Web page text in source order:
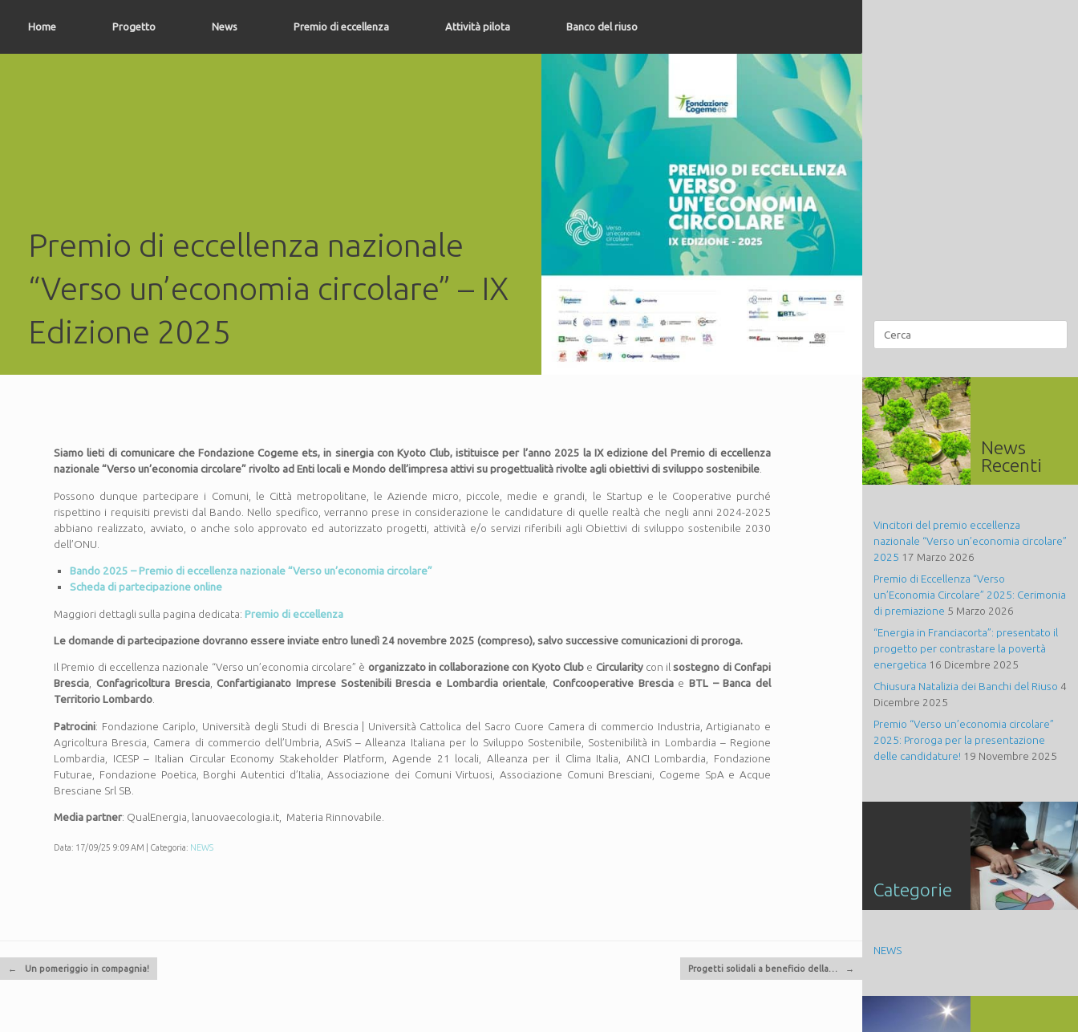
Home Progetto News Premio di eccellenza Attività pilota Banco del riuso
Premio di eccellenza nazionale
“Verso un’economia circolare” – IX
Edizione 2025
Siamo lieti di comunicare che Fondazione Cogeme ets, in sinergia con Kyoto Club, istituisce per l’anno 2025 la IX edizione del Premio di eccellenza
nazionale “Verso un’economia circolare” rivolto ad Enti locali e Mondo dell’impresa attivi su progettualità rivolte agli obiettivi di sviluppo sostenibile
Possono dunque partecipare i Comuni, le Città metropolitane, le Aziende micro, piccole, medie e grandi, le Startup e le Cooperative purché
rispettino i requisiti previsti dal Bando. Nello specifico, verranno prese in considerazione le candidature di quelle realtà che negli anni 2024-2025
abbiano realizzato, avviato, o anche solo approvato ed autorizzato progetti, attività e/o servizi riferibili agli Obiettivi di sviluppo sostenibile 2030
dell’ONU.
Bando 2025 – Premio di eccellenza nazionale “Verso un’economia circolare”
Scheda di partecipazione online
Maggiori dettagli sulla pagina dedicata:Premio di eccellenza
Le domande di partecipazione dovranno essere inviate entro lunedì 24 novembre 2025 (compreso), salvo successive comunicazioni di proroga.
Il Premio di eccellenza nazionale “Verso un’economia circolare” è organizzato in collaborazione con Kyoto Club e Circularitycon ilsostegno di Confapi
Brescia, Confagricoltura Brescia,Confartigianato Imprese Sostenibili Brescia e Lombardia orientale, Confcooperative Bresciae BTL – Banca del
Territorio Lombardo.
Patrocini: Fondazione Cariplo, Università degli Studi di Brescia | Università Cattolica del Sacro Cuore Camera di commercio Industria, Artigianato e
Agricoltura Brescia, Camera di commercio dell’Umbria, ASviS – Alleanza Italiana per lo Sviluppo Sostenibile, Sostenibilità in Lombardia – Regione
Lombardia, ICESP – Italian Circular Economy Stakeholder Platform, Agende 21 locali, Alleanza per il Clima Italia, ANCI Lombardia, Fondazione
Futurae, Fondazione Poetica, Borghi Autentici d’Italia, Associazione dei Comuni Virtuosi, Associazione Comuni Bresciani, Cogeme SpA e Acque
Bresciane Srl SB.
Media partner: QualEnergia, lanuovaecologia.it, Materia Rinnovabile.
Data: 17/09/25 9:09 AM | Categoria: NEWS
Navigazione articolo
← Un pomeriggio in compagnia! Progetti solidali a beneficio della… →
News
Recenti
Vincitori del premio eccellenza
nazionale “Verso un’economia circolare”
2025 17 Marzo 2026
Premio di Eccellenza “Verso
un’Economia Circolare” 2025: Cerimonia
di premiazione 5 Marzo 2026
“Energia in Franciacorta”: presentato il
progetto per contrastare la povertà
energetica 16 Dicembre 2025
Chiusura Natalizia dei Banchi del Riuso 4
Dicembre 2025
Premio “Verso un’economia circolare”
2025: Proroga per la presentazione
delle candidature! 19 Novembre 2025
Categorie
NEWS